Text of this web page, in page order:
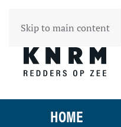
Skip to main content
HOME